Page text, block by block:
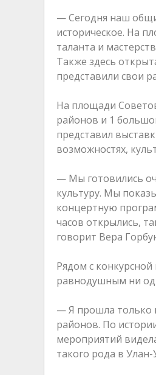
— Сегодня наш
историческое. На
таланта и
Также здесь
представили свои
На площади
районов и 1
представил
возможностях,
— Мы готовились
культуру. Мы
концертную
часов открылись,
говорит Вера
Рядом с
равнодушным ни
— Я прошла только
районов. По
мероприятий
такого рода в